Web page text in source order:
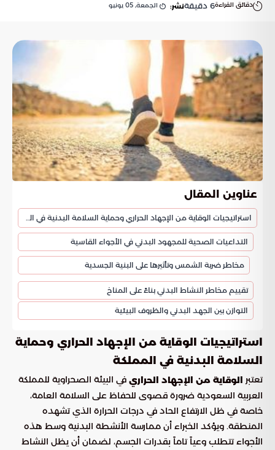
دقائق القراءة6 دقيقةنشر: الجمعة, 05 يونيو
عناوين المقال
استراتيجيات الوقاية من الإجهاد الحراري وحماية السلامة البدنية في المملكة
التداعيات الصحية للمجهود البدني في الأجواء القاسية
مخاطر ضربة الشمس وتأثيرها على البنية الجسدية
تقييم مخاطر النشاط البدني بناءً على المناخ
التوازن بين الجهد البدني والظروف البيئية
استراتيجيات الوقاية من الإجهاد الحراري وحماية
السلامة البدنية في المملكة
تعتبر الوقاية من الإجهاد الحراري في البيئة الصحراوية للمملكة
العربية السعودية ضرورة قصوى للحفاظ على السلامة العامة،
خاصة في ظل الارتفاع الحاد في درجات الحرارة الذي تشهده
المنطقة. ويؤكد الخبراء أن ممارسة الأنشطة البدنية وسط هذه
الأجواء تتطلب وعياً تاماً بقدرات الجسم، لضمان أن يظل النشاط